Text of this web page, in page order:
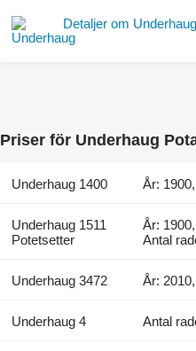
Detaljer om Underhaug
Priser för Underhaug
Underhaug 1400 År:
Underhaug 1511
Potetsetter
År:
Antal
Underhaug 3472 År:
Underhaug 4 Antal